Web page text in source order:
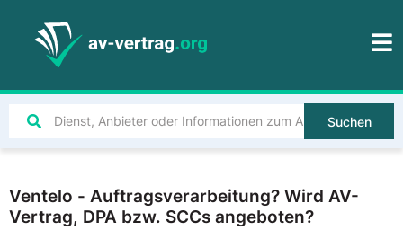
Suchen
Ventelo - Auftragsverarbeitung? Wird AV-
Vertrag, DPA bzw. SCCs angeboten?